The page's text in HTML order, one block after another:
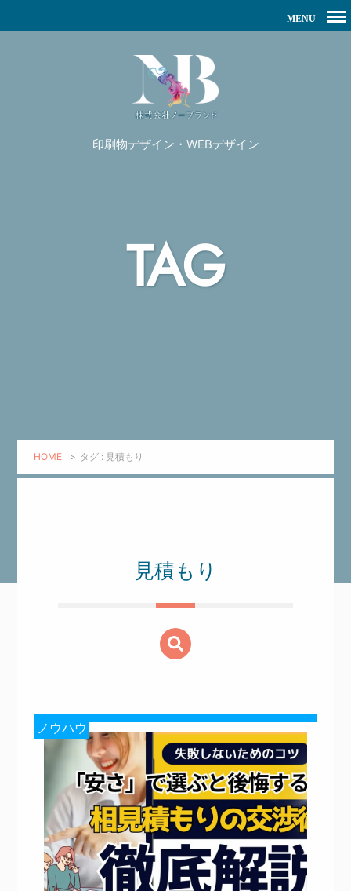
印刷物デザイン・WEBデザイン
TAG
HOME > タグ : 見積もり
見積もり
ノウハウ